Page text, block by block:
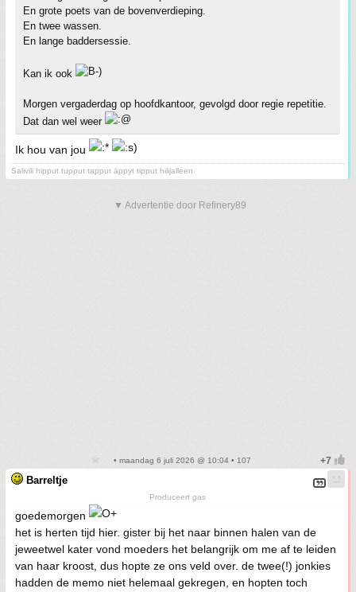
En grote poets van de bovenverdieping.
En twee wassen.
En lange baddersessie.
Kan ik ook
Morgen vergaderdag op hoofdkantoor, gevolgd door regie repetitie.
Dat dan wel weer
Ik hou van jou
Salivili hipput tupput tapput äppyt tipput hilijalleen
▼ Advertentie door Refinery89
• maandag 6 juli 2026 @ 10:04 • 107
Barreltje
Produceert gas
goedemorgen
het is herten tijd hier. gister bij het naar binnen halen van de
jeweetwel kater vond moeders het belangrijk om me af te leiden
van haar kroost, dus hopte ze ons veld over. de twee(!) jonkies
hadden de memo niet helemaal gekregen, en hopten toch